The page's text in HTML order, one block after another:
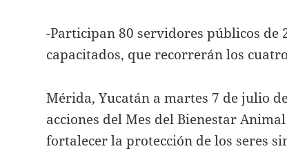
-Participan 80 servidores públicos de
capacitados, que recorrerán los
Mérida, Yucatán a martes 7 de julio
acciones del Mes del Bienestar
fortalecer la protección de los seres